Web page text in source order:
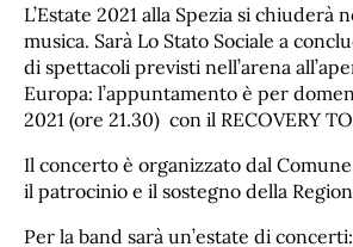
L’Estate 2021 alla Spezia si chiuderà
musica. Sarà Lo Stato Sociale a
di spettacoli previsti nell’arena
Europa: l’appuntamento è per
2021 (ore 21.30) con il RECOVERY
Il concerto è organizzato dal
il patrocinio e il sostegno della
Per la band sarà un’estate di